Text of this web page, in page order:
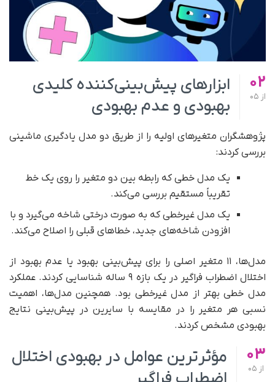
02
از
ابزارهای پیش‌بینی‌کننده‌ کلیدی
بهبودی و عدم بهبودی
پژوهشگران متغیرهای اولیه را از طریق دو مدل یادگیری ماشینی
بررسی کردند:
یک مدل خطی که رابطه بین دو متغیر را روی یک خط
تقریباً مستقیم بررسی می‌کند.
یک مدل غیرخطی که به‌ صورت درختی شاخه می‌گیرد و با
افزودن شاخه‌های جدید، خطاهای قبلی را اصلاح می‌کند.
مدل‌ها، ۱۱ متغیر اصلی را برای پیش‌بینی بهبود یا عدم بهبود از
اختلال اضطراب فراگیر در یک بازه ۹ ساله شناسایی کردند. عملکرد
مدل خطی بهتر از مدل غیرخطی بود. همچنین مدل‌ها، اهمیت
نسبی هر متغیر را در مقایسه با سایرین در پیش‌بینی نتایج
بهبودی مشخص کردند.
03
از
مؤثرترین عوامل در بهبودی اختلال